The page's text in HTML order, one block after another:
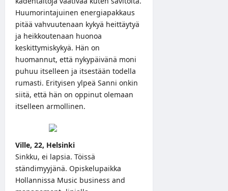
Huumorintajuinen energiapakkaus
pitää vahvuutenaan kykyä heittäytyä
ja heikkoutenaan huonoa
keskittymiskykyä. Hän on
huomannut, että nykypäivänä moni
puhuu itselleen ja itsestään todella
rumasti. Erityisen ylpeä Sanni onkin
siitä, että hän on oppinut olemaan
itselleen armollinen.
Ville, 22, Helsinki
Sinkku, ei lapsia. Töissä
ständimyyjänä. Opiskelupaikka
Hollannissa Music business and